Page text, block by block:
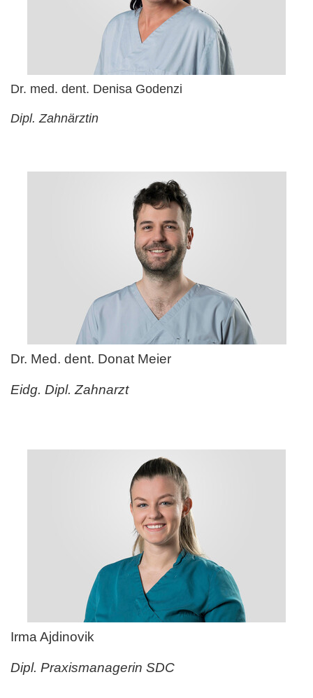
Dr. med. dent. Denisa Godenzi
Dipl. Zahnärztin
Dr. Med. dent. Donat Meier
Eidg. Dipl. Zahnarzt
Irma Ajdinovik
Dipl. Praxismanagerin SDC